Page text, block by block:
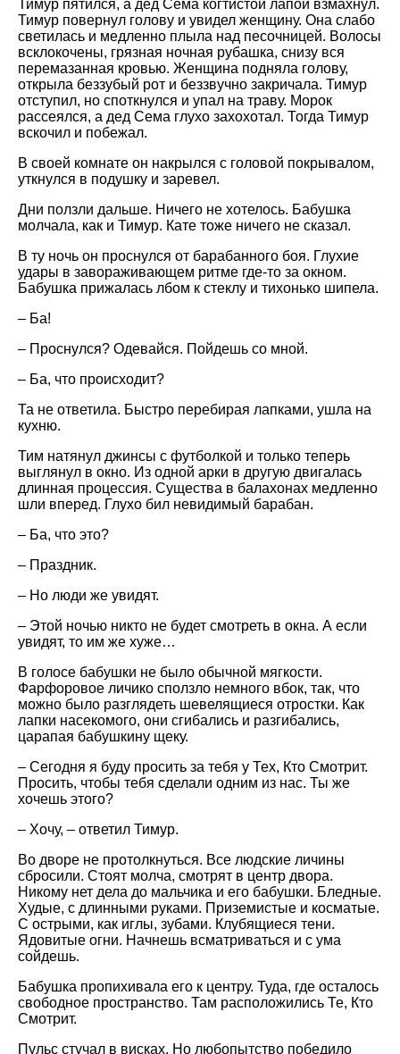
Тимур пятился, а дед Сема когтистой лапой взмахнул.
Тимур повернул голову и увидел женщину. Она слабо
светилась и медленно плыла над песочницей. Волосы
всклокочены, грязная ночная рубашка, снизу вся
перемазанная кровью. Женщина подняла голову,
открыла беззубый рот и беззвучно закричала. Тимур
отступил, но споткнулся и упал на траву. Морок
рассеялся, а дед Сема глухо захохотал. Тогда Тимур
вскочил и побежал.
В своей комнате он накрылся с головой покрывалом,
уткнулся в подушку и заревел.
Дни ползли дальше. Ничего не хотелось. Бабушка
молчала, как и Тимур. Кате тоже ничего не сказал.
В ту ночь он проснулся от барабанного боя. Глухие
удары в завораживающем ритме где-то за окном.
Бабушка прижалась лбом к стеклу и тихонько шипела.
– Ба!
– Проснулся? Одевайся. Пойдешь со мной.
– Ба, что происходит?
Та не ответила. Быстро перебирая лапками, ушла на
кухню.
Тим натянул джинсы с футболкой и только теперь
выглянул в окно. Из одной арки в другую двигалась
длинная процессия. Существа в балахонах медленно
шли вперед. Глухо бил невидимый барабан.
– Ба, что это?
– Праздник.
– Но люди же увидят.
– Этой ночью никто не будет смотреть в окна. А если
увидят, то им же хуже…
В голосе бабушки не было обычной мягкости.
Фарфоровое личико сползло немного вбок, так, что
можно было разглядеть шевелящиеся отростки. Как
лапки насекомого, они сгибались и разгибались,
царапая бабушкину щеку.
– Сегодня я буду просить за тебя у Тех, Кто Смотрит.
Просить, чтобы тебя сделали одним из нас. Ты же
хочешь этого?
– Хочу, – ответил Тимур.
Во дворе не протолкнуться. Все людские личины
сбросили. Стоят молча, смотрят в центр двора.
Никому нет дела до мальчика и его бабушки. Бледные.
Худые, с длинными руками. Приземистые и косматые.
С острыми, как иглы, зубами. Клубящиеся тени.
Ядовитые огни. Начнешь всматриваться и с ума
сойдешь.
Бабушка пропихивала его к центру. Туда, где осталось
свободное пространство. Там расположились Те, Кто
Смотрит.
Пульс стучал в висках. Но любопытство победило